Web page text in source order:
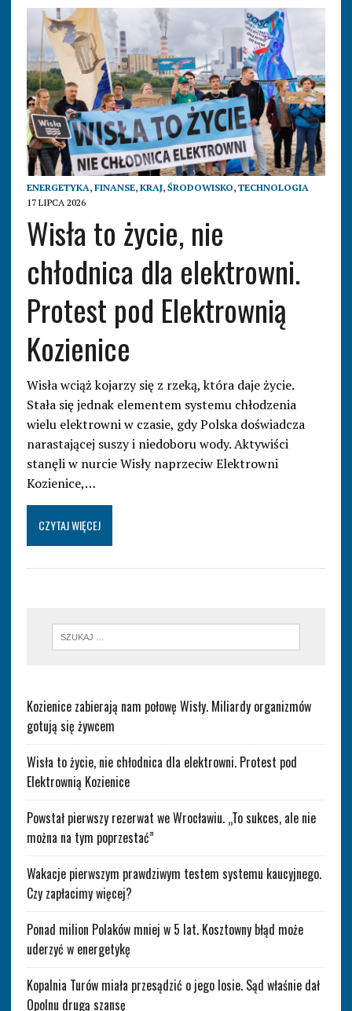
ENERGETYKA, FINANSE, KRAJ, ŚRODOWISKO, TECHNOLOGIA
17 LIPCA 2026
Wisła to życie, nie
chłodnica dla elektrowni.
Protest pod Elektrownią
Kozienice
Wisła wciąż kojarzy się z rzeką, która daje życie.
Stała się jednak elementem systemu chłodzenia
wielu elektrowni w czasie, gdy Polska doświadcza
narastającej suszy i niedoboru wody. Aktywiści
stanęli w nurcie Wisły naprzeciw Elektrowni
Kozienice,…
CZYTAJ WIĘCEJ
Kozienice zabierają nam połowę Wisły. Miliardy organizmów
gotują się żywcem
Wisła to życie, nie chłodnica dla elektrowni. Protest pod
Elektrownią Kozienice
Powstał pierwszy rezerwat we Wrocławiu. „To sukces, ale nie
można na tym poprzestać”
Wakacje pierwszym prawdziwym testem systemu kaucyjnego.
Czy zapłacimy więcej?
Ponad milion Polaków mniej w 5 lat. Kosztowny błąd może
uderzyć w energetykę
Kopalnia Turów miała przesądzić o jego losie. Sąd właśnie dał
Opolnu drugą szansę